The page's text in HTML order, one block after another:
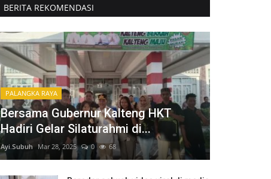
BERITA REKOMENDASI
PALANGKA RAYA
Bersama Gubernur Kalteng HKT
Hadiri Gelar Silaturahmi di...
Ayi.Subuh Mar 28, 2025 0 68